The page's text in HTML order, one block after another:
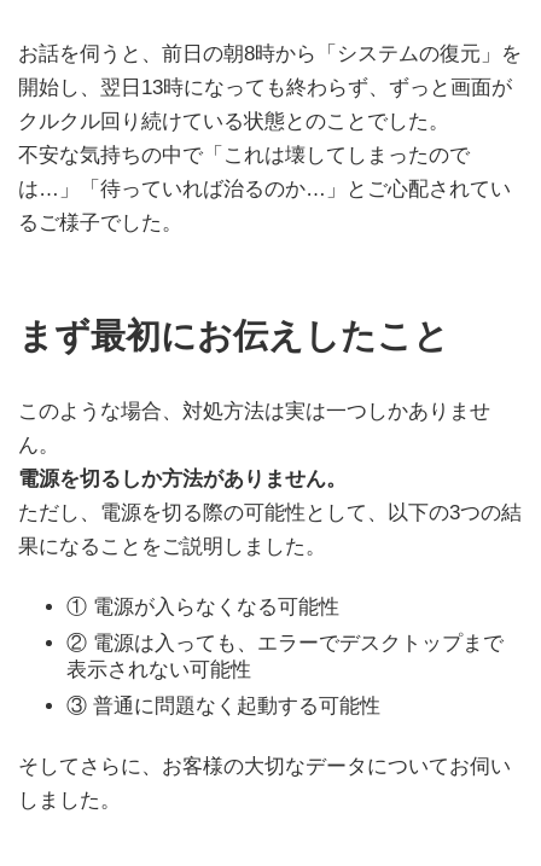
お話を伺うと、前日の朝8時から「システムの復元」を
開始し、翌日13時になっても終わらず、ずっと画面が
クルクル回り続けている状態とのことでした。
不安な気持ちの中で「これは壊してしまったので
は…」「待っていれば治るのか…」とご心配されてい
るご様子でした。
まず最初にお伝えしたこと
このような場合、対処方法は実は一つしかありませ
ん。
電源を切るしか方法がありません。
ただし、電源を切る際の可能性として、以下の3つの結
果になることをご説明しました。
① 電源が入らなくなる可能性
② 電源は入っても、エラーでデスクトップまで
表示されない可能性
③ 普通に問題なく起動する可能性
そしてさらに、お客様の大切なデータについてお伺い
しました。